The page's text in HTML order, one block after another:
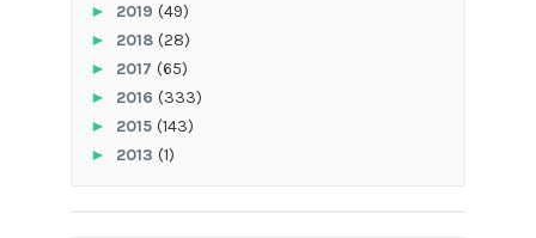
► 2019 (49)
► 2018 (28)
► 2017 (65)
► 2016 (333)
► 2015 (143)
► 2013 (1)